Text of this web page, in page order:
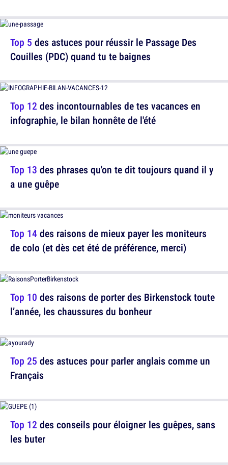
Top 12 des incontournables de tes vacances en
infographie, le bilan honnête de l'été
Top 14des raisons de mieux payer les moniteurs
de colo (et dès cet été de préférence, merci)
Top 25 des astuces pour parler anglais comme un
Français
Top 5 des astuces pour réussir le Passage Des
Couilles (PDC) quand tu te baignes
Top 13 des phrases qu'on te dit toujours quand il y
a une guêpe
Top 10 des raisons de porter des Birkenstock toute
l’année, les chaussures du bonheur
Top 12 des conseils pour éloigner les guêpes, sans
les buter